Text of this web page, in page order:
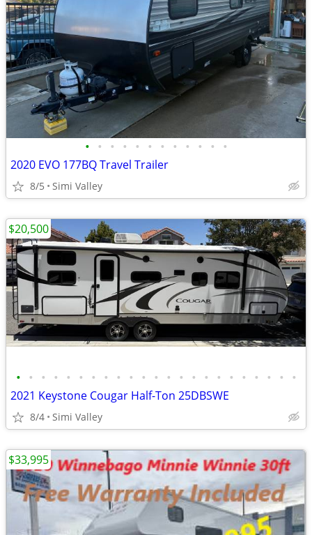
• • • • • • • • • • • •
2020 EVO 177BQ Travel Trailer
8/5 Simi Valley
• • • • • • • • • • • • • • • • • • • • • • •
2021 Keystone Cougar Half-Ton 25DBSWE
8/4 Simi Valley
$20,500
$33,995